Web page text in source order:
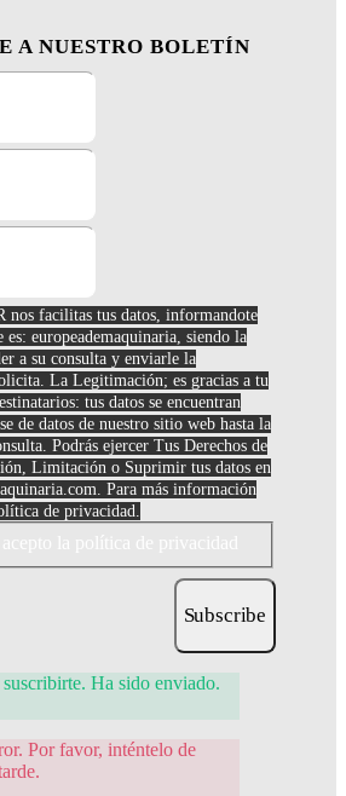
A NUESTRO BOLETÍN
facilitas tus datos, informandote
es: europeademaquinaria, siendo la
a su consulta y enviarle la
La Legitimación; es gracias a tu
tus datos se encuentran
de datos de nuestro sitio web hasta la
Podrás ejercer Tus Derechos de
Limitación o Suprimir tus datos en
. Para más información
de privacidad.
Subscribe
Ha sido enviado.
Por favor, inténtelo de